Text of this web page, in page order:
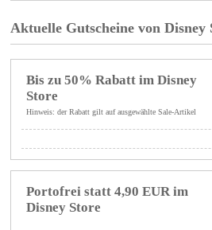
Aktuelle Gutscheine von Disney
Bis zu 50% Rabatt im Disney
Store
Hinweis: der Rabatt gilt auf ausgewählte Sale-Artikel
Portofrei statt 4,90 EUR im
Disney Store